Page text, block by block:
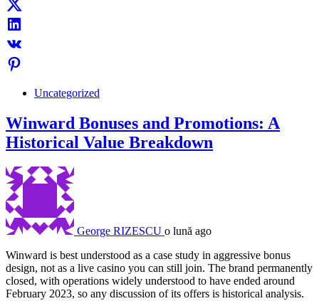
Uncategorized
Winward Bonuses and Promotions: A
Historical Value Breakdown
George RIZESCU o lună ago
Winward is best understood as a case study in aggressive bonus
design, not as a live casino you can still join. The brand permanently
closed, with operations widely understood to have ended around
February 2023, so any discussion of its offers is historical analysis.